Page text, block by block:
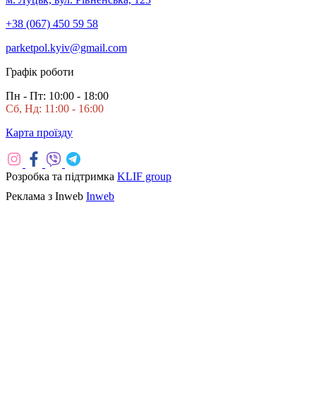
+38 (067) 450 59 58
parketpol.kyiv@gmail.com
Графік роботи
Пн - Пт: 10:00 - 18:00
Сб, Нд: 11:00 - 16:00
Карта проїзду
Розробка та підтримка KLIF group
Реклама з Inweb Inweb